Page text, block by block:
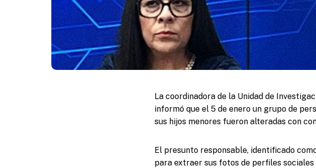
La coordinadora de la Unidad de
informó que el 5 de enero un grupo de
sus hijos menores fueron alteradas con
El presunto responsable, identificado
para extraer sus fotos de perfiles